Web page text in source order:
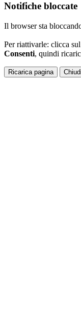
Notifiche bloccate
Il browser sta
Per riattivarle: clicca
Consenti, quindi
Ricarica pagina Chiudi